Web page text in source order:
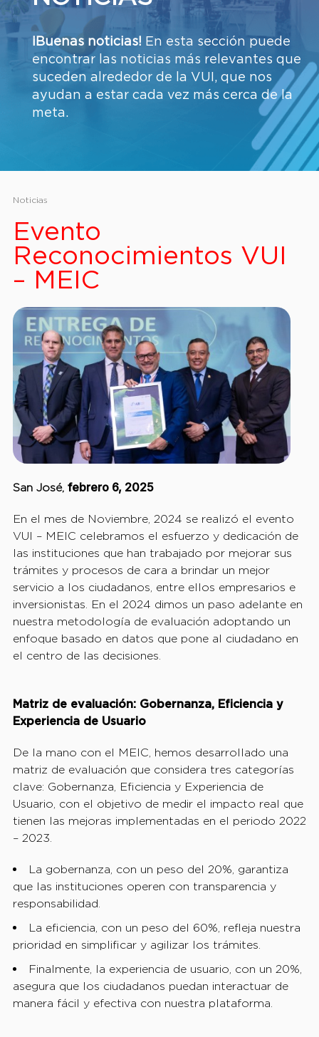
¡Buenas noticias! En esta sección puede
encontrar las noticias más relevantes que
suceden alrededor de la VUI, que nos
ayudan a estar cada vez más cerca de la
meta.
Noticias
Evento
Reconocimientos VUI
– MEIC
San José, febrero 6, 2025
En el mes de Noviembre, 2024 se realizó el evento
VUI – MEIC celebramos el esfuerzo y dedicación de
las instituciones que han trabajado por mejorar sus
trámites y procesos de cara a brindar un mejor
servicio a los ciudadanos, entre ellos empresarios e
inversionistas. En el 2024 dimos un paso adelante en
nuestra metodología de evaluación adoptando un
enfoque basado en datos que pone al ciudadano en
el centro de las decisiones.
Matriz de evaluación: Gobernanza, Eficiencia y
Experiencia de Usuario
De la mano con el MEIC, hemos desarrollado una
matriz de evaluación que considera tres categorías
clave: Gobernanza, Eficiencia y Experiencia de
Usuario, con el objetivo de medir el impacto real que
tienen las mejoras implementadas en el periodo 2022
– 2023.
La gobernanza, con un peso del 20%, garantiza
que las instituciones operen con transparencia y
responsabilidad.
La eficiencia, con un peso del 60%, refleja nuestra
prioridad en simplificar y agilizar los trámites.
Finalmente, la experiencia de usuario, con un 20%,
asegura que los ciudadanos puedan interactuar de
manera fácil y efectiva con nuestra plataforma.